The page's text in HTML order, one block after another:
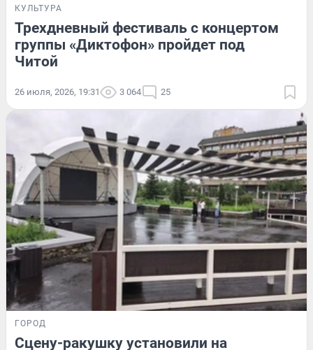
КУЛЬТУРА
Трехдневный фестиваль с концертом
группы «Диктофон» пройдет под
Читой
26 июля, 2026, 19:31 3 064 25
ГОРОД
Сцену-ракушку установили на